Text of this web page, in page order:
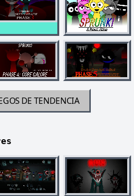
DE TENDENCIA